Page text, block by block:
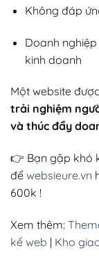
Không đáp
Doanh
kinh doanh
Một website
trải nghiệm
và thúc đẩy
👉 Bạn gặp khó
để websieure.vn
600k !
Xem thêm:
kế web | Kho